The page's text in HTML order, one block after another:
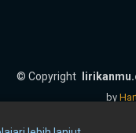
© Copyright
by